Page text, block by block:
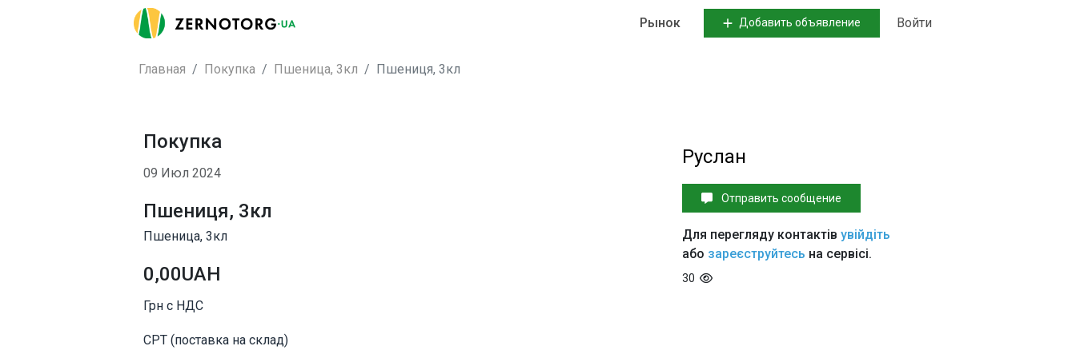
Рынок Добавить объявление Войти
Главная Покупка Пшеница, 3кл Пшениця, 3кл
Покупка
09 Июл 2024
Пшениця, 3кл
Пшеница, 3кл
0,00UAH
Грн с НДС
CPT (поставка на склад)
Руслан
Отправить сообщение
Для перегляду контактівувійдіть
або зареєструйтесь на сервісі.
30